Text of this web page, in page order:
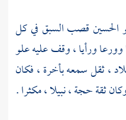
الحسينقصب السبق في كل
وورعا ورأيا ، وقف عليه علو
، ثقل سمعه بأخرة ، فكان
ثقة حجة ، نبيلا ، مكثرا .